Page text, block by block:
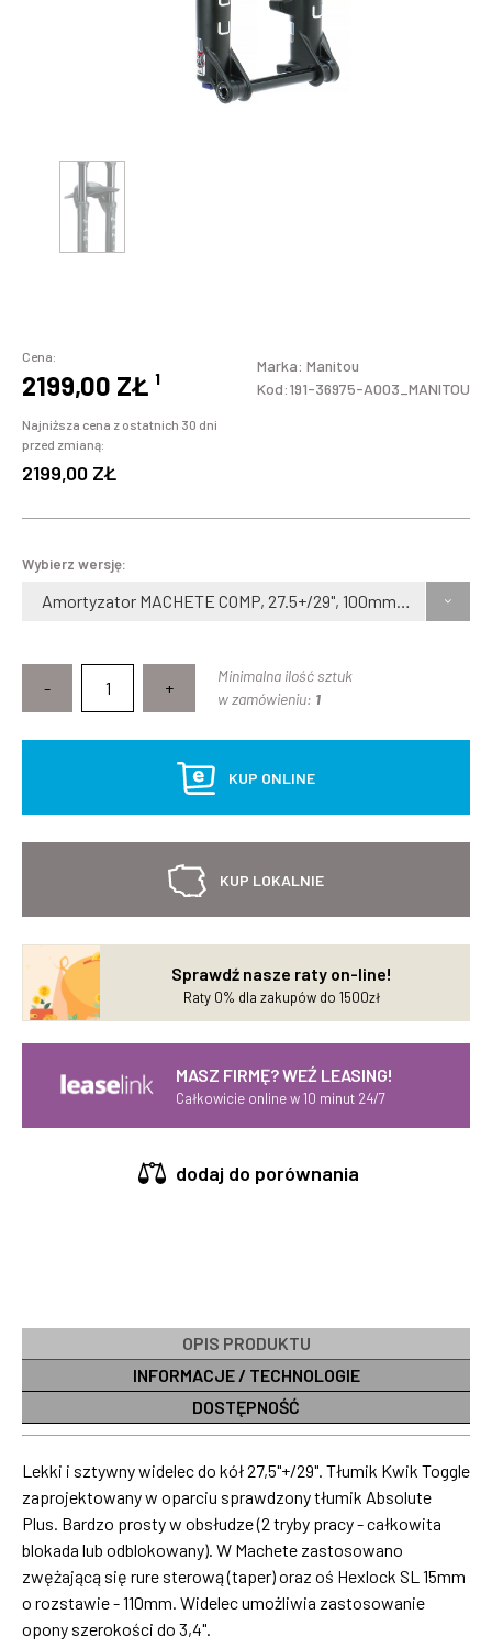
Cena:
2199,00 ZŁ ¹
Najniższa cena z ostatnich 30 dni
przed zmianą:
2199,00 ZŁ
Marka: Manitou
Kod:191-36975-A003_MANITOU
Wybierz wersję:
Amortyzator MACHETE COMP, 27.5+/29", 100mm, czarny, taper, oś 15mm Boost
- +
Minimalna ilość sztuk
w zamówieniu: 1
KUP ONLINE
KUP LOKALNIE
Sprawdź nasze raty on-line!
Raty 0% dla zakupów do 1500zł
MASZ FIRMĘ? WEŹ LEASING!
Całkowicie online w 10 minut 24/7
dodaj do porównania
OPIS PRODUKTU
INFORMACJE / TECHNOLOGIE
DOSTĘPNOŚĆ
Lekki i sztywny widelec do kół 27,5"+/29". Tłumik Kwik Toggle
zaprojektowany w oparciu sprawdzony tłumik Absolute
Plus. Bardzo prosty w obsłudze (2 tryby pracy - całkowita
blokada lub odblokowany). W Machete zastosowano
zwężającą się rure sterową (taper) oraz oś Hexlock SL 15mm
o rozstawie - 110mm. Widelec umożliwia zastosowanie
opony szerokości do 3,4".